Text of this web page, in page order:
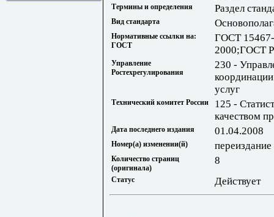
Термины и определения Раздел
Вид стандарта
Нормативные ссылки на:
ГОСТ
ГОСТ
2000;ГОСТ
Управление
Ростехрегулирования
230 -
услуг
Технический комитет России
125 -
качеством
Дата последнего издания 01.04.2008
Номер(а) изменении(й) переиздание
Количество страниц
(оригинала)
8
Статус Действует